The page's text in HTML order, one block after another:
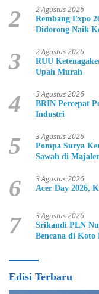
2 2 Agustus 2026
Rembang Expo
Didorong Naik
3 2 Agustus 2026
RUU
Upah Murah
4 3 Agustus 2026
BRIN Percepat
Industri
5 3 Agustus 2026
Pompa Surya
Sawah di
6 3 Agustus 2026
Acer Day 2026,
7 3 Agustus 2026
Srikandi PLN Nusantara
Bencana di Koto
Edisi Terbaru